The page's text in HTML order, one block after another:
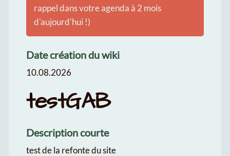
rappel dans votre agenda à 2 mois
d'aujourd'hui !)
Date création du wiki
10.08.2026
testGAB
Description courte
test de la refonte du site